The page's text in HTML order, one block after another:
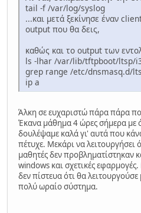
tail -f /var/log/syslog
...και μετά ξεκίνησε έναν
output που θα δεις,
καθώς και το output των
ls -lhar /var/lib/tftpboot/ltsp/
grep range /etc/dnsmasq.d/
ip a
Άλκη σε ευχαριστώ πάρα πάρα
Έκανα μάθημα 4 ώρες σήμερα με
δουλέψαμε καλά γι' αυτά που
πέτυχε. Μεκάρι να λειτουργήσει
μαθητές δεν προβληματίστηκαν
windows και σχετικές
δεν πίστευα ότι θα
πολύ ωραίο σύστημα.